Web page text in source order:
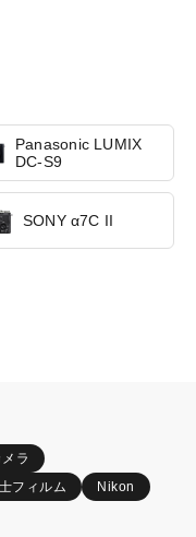
Panasonic LUMIX
DC-S9
SONY α7C II
ラ
フィルム
Nikon